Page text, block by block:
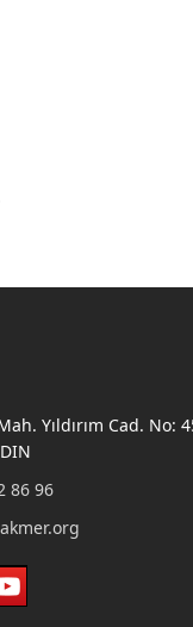
Yıldırım Cad. No:
86 96